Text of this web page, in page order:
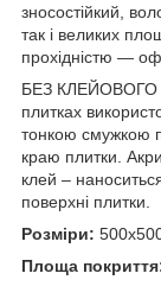
зносостійкий,
так і великих
прохідністю —
БЕЗ КЛЕЙОВОГО
плитках
тонкою смужкою
краю плитки.
клей –
поверхні плитки.
Розміри:
Площа